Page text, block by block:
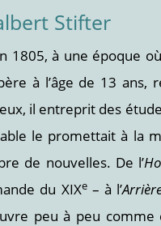
Stifter
1805, à une époque
à l’âge de 13 ans,
il entreprit des
le promettait à la
de nouvelles. De l’
du XIXe– à l’
peu à peu comme